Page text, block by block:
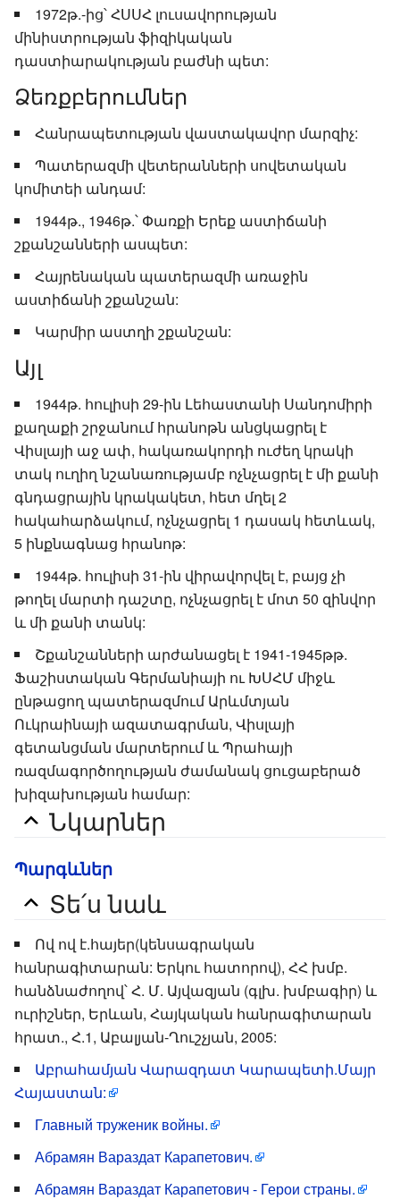
1972թ.-ից՝ ՀՍՍՀ լուսավորության
մինիստրության ֆիզիկական
դաստիարակության բաժնի պետ:
Ձեռքբերումներ
Հանրապետության վաստակավոր մարզիչ:
Պատերազմի վետերանների սովետական
կոմիտեի անդամ:
1944թ., 1946թ.՝ Փառքի Երեք աստիճանի
շքանշանների ասպետ:
Հայրենական պատերազմի առաջին
աստիճանի շքանշան:
Կարմիր աստղի շքանշան:
Այլ
1944թ. հուլիսի 29-ին Լեհաստանի Սանդոմիրի
քաղաքի շրջանում հրանոթն անցկացրել է
Վիսլայի աջ ափ, հակառակորդի ուժեղ կրակի
տակ ուղիղ նշանառությամբ ոչնչացրել է մի քանի
գնդացրային կրակակետ, հետ մղել 2
հակահարձակում, ոչնչացրել 1 դասակ հետևակ,
5 ինքնագնաց հրանոթ:
1944թ. հուլիսի 31-ին վիրավորվել է, բայց չի
թողել մարտի դաշտը, ոչնչացրել է մոտ 50 զինվոր
և մի քանի տանկ:
Շքանշանների արժանացել է 1941-1945թթ.
Ֆաշիստական Գերմանիայի ու ԽՍՀՄ միջև
ընթացող պատերազմում Արևմտյան
Ուկրաինայի ազատագրման, Վիսլայի
գետանցման մարտերում և Պրահայի
ռազմագործողության ժամանակ ցուցաբերած
խիզախության համար:
Նկարներ
Պարգևներ
Տե՛ս նաև
Ով ով է.հայեր(կենսագրական
հանրագիտարան: Երկու հատորով), ՀՀ խմբ.
հանձնաժողով՝ Հ. Մ. Այվազյան (գլխ. խմբագիր) և
ուրիշներ, Երևան, Հայկական հանրագիտարան
հրատ., Հ.1, Աբալյան-Ղուշչյան, 2005:
Աբրահամյան Վարազդատ Կարապետի.Մայր
Հայաստան:
Главный труженик войны.
Абрамян Вараздат Карапетович.
Абрамян Вараздат Карапетович - Герои страны.